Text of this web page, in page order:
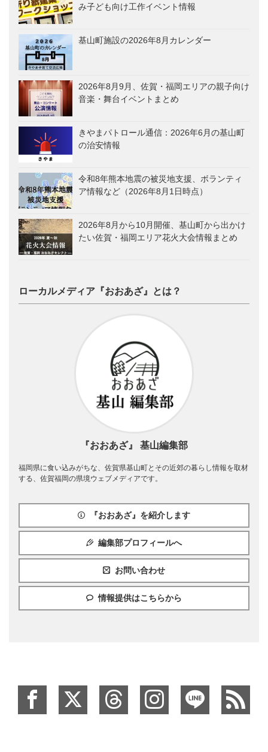
み子ども向け工作イベント情報
基山町施設の2026年8月カレンダー
2026年8月9月、佐賀・福岡エリアの親子向け
音楽・舞台イベントまとめ
きやまパトロール通信：2026年6月の基山町
の治安情報
令和8年熊本地震の被災地支援、ボランティ
ア情報など（2026年8月1日時点）
2026年8月から10月開催、基山町から出かけ
たい佐賀・福岡エリア花火大会情報まとめ
ローカルメディア『おおあざ』とは？
『おおあざ』 基山編集部
福岡県に食い込みがちな、佐賀県基山町とその近郊の暮らし情報を取材
する、佐賀福岡の県境ウェブメディアです。
『おおあざ』を紹介します
編集部プロフィールへ
お問い合わせ
情報提供はこちらから